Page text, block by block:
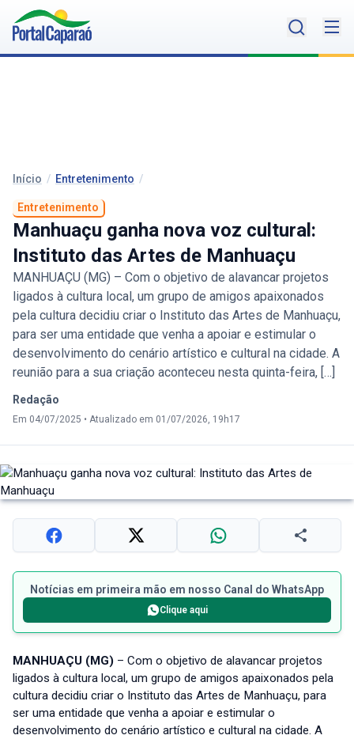
Início / Entretenimento /
Entretenimento
Manhuaçu ganha nova voz cultural:
Instituto das Artes de Manhuaçu
MANHUAÇU (MG) – Com o objetivo de alavancar projetos
ligados à cultura local, um grupo de amigos apaixonados
pela cultura decidiu criar o Instituto das Artes de Manhuaçu,
para ser uma entidade que venha a apoiar e estimular o
desenvolvimento do cenário artístico e cultural na cidade. A
reunião para a sua criação aconteceu nesta quinta-feira, […]
Redação
Em 04/07/2025 • Atualizado em 01/07/2026, 19h17
Notícias em primeira mão em nosso Canal do WhatsApp
Clique aqui
MANHUAÇU (MG) – Com o objetivo de alavancar projetos
ligados à cultura local, um grupo de amigos apaixonados pela
cultura decidiu criar o Instituto das Artes de Manhuaçu, para
ser uma entidade que venha a apoiar e estimular o
desenvolvimento do cenário artístico e cultural na cidade. A